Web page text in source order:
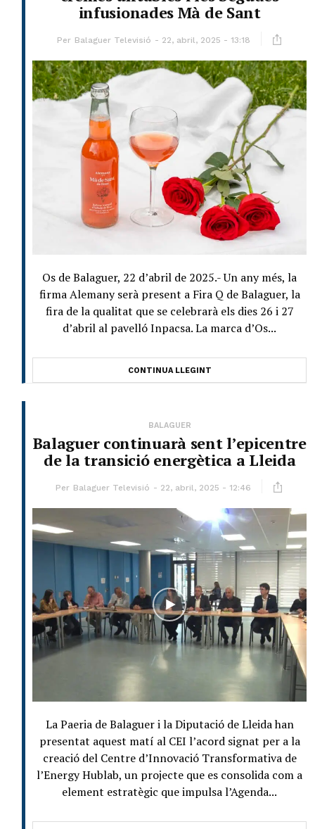
infusionades Mà de Sant
Per Balaguer Televisió 22, abril, 2025 - 13:18
Os de Balaguer, 22 d’abril de 2025.- Un any més, la
firma Alemany serà present a Fira Q de Balaguer, la
fira de la qualitat que se celebrarà els dies 26 i 27
d’abril al pavelló Inpacsa. La marca d’Os...
CONTINUA LLEGINT
BALAGUER
Balaguer continuarà sent l’epicentre
de la transició energètica a Lleida
Per Balaguer Televisió 22, abril, 2025 - 12:46
La Paeria de Balaguer i la Diputació de Lleida han
presentat aquest matí al CEI l’acord signat per a la
creació del Centre d’Innovació Transformativa de
l’Energy Hublab, un projecte que es consolida com a
element estratègic que impulsa l’Agenda...